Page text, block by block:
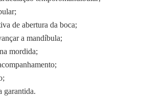
de abertura da boca;
a mandíbula;
mordida;
garantida.